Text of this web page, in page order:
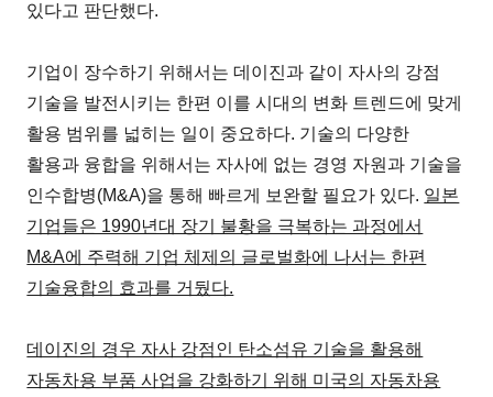
있다고 판단했다.
기업이 장수하기 위해서는 데이진과 같이 자사의 강점
기술을 발전시키는 한편 이를 시대의 변화 트렌드에 맞게
활용 범위를 넓히는 일이 중요하다. 기술의 다양한
활용과 융합을 위해서는 자사에 없는 경영 자원과 기술을
인수합병(M&A)을 통해 빠르게 보완할 필요가 있다. 일본
기업들은 1990년대 장기 불황을 극복하는 과정에서
M&A에 주력해 기업 체제의 글로벌화에 나서는 한편
기술융합의 효과를 거뒀다.
데이진의 경우 자사 강점인 탄소섬유 기술을 활용해
자동차용 부품 사업을 강화하기 위해 미국의 자동차용